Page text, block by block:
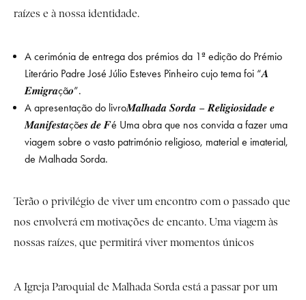
raízes e à nossa identidade.
A cerimónia de entrega dos prémios da 1ª edição do Prémio
Literário Padre José Júlio Esteves Pinheiro cujo tema foi “𝑨
𝑬𝒎𝒊𝒈𝒓𝒂çã𝒐”.
A apresentação do livro𝑴𝒂𝒍𝒉𝒂𝒅𝒂 𝑺𝒐𝒓𝒅𝒂 – 𝑹𝒆𝒍𝒊𝒈𝒊𝒐𝒔𝒊𝒅𝒂𝒅𝒆 𝒆
𝑴𝒂𝒏𝒊𝒇𝒆𝒔𝒕𝒂çõ𝒆𝒔 𝒅𝒆 𝑭é Uma obra que nos convida a fazer uma
viagem sobre o vasto património religioso, material e imaterial,
de Malhada Sorda.
Terão o privilégio de viver um encontro com o passado que
nos envolverá em motivações de encanto. Uma viagem às
nossas raízes, que permitirá viver momentos únicos
A Igreja Paroquial de Malhada Sorda está a passar por um